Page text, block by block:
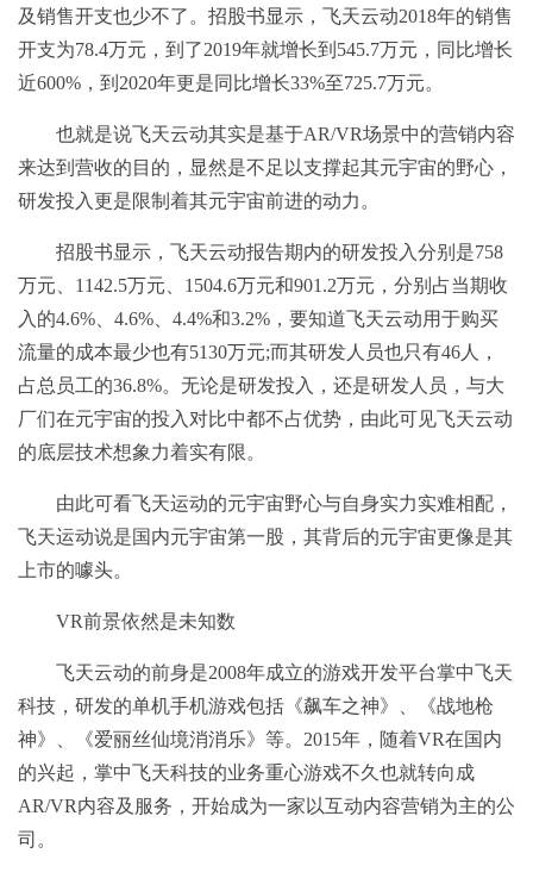
及销售开支也少不了。招股书显示，飞天云动2018年的销售
开支为78.4万元，到了2019年就增长到545.7万元，同比增长
近600%，到2020年更是同比增长33%至725.7万元。
也就是说飞天云动其实是基于AR/VR场景中的营销内容
来达到营收的目的，显然是不足以支撑起其元宇宙的野心，
研发投入更是限制着其元宇宙前进的动力。
招股书显示，飞天云动报告期内的研发投入分别是758
万元、1142.5万元、1504.6万元和901.2万元，分别占当期收
入的4.6%、4.6%、4.4%和3.2%，要知道飞天云动用于购买
流量的成本最少也有5130万元;而其研发人员也只有46人，
占总员工的36.8%。无论是研发投入，还是研发人员，与大
厂们在元宇宙的投入对比中都不占优势，由此可见飞天云动
的底层技术想象力着实有限。
由此可看飞天运动的元宇宙野心与自身实力实难相配，
飞天运动说是国内元宇宙第一股，其背后的元宇宙更像是其
上市的噱头。
VR前景依然是未知数
飞天云动的前身是2008年成立的游戏开发平台掌中飞天
科技，研发的单机手机游戏包括《飙车之神》、《战地枪
神》、《爱丽丝仙境消消乐》等。2015年，随着VR在国内
的兴起，掌中飞天科技的业务重心游戏不久也就转向成
AR/VR内容及服务，开始成为一家以互动内容营销为主的公
司。